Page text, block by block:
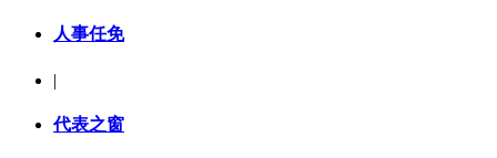
人事任免
|
代表之窗